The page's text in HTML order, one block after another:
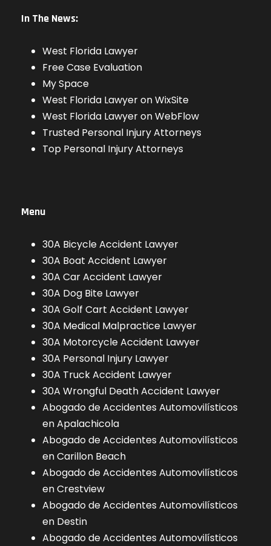
In The News:
West Florida Lawyer
Free Case Evaluation
My Space
West Florida Lawyer on WixSite
West Florida Lawyer on WebFlow
Trusted Personal Injury Attorneys
Top Personal Injury Attorneys
Menu
30A Bicycle Accident Lawyer
30A Boat Accident Lawyer
30A Car Accident Lawyer
30A Dog Bite Lawyer
30A Golf Cart Accident Lawyer
30A Medical Malpractice Lawyer
30A Motorcycle Accident Lawyer
30A Personal Injury Lawyer
30A Truck Accident Lawyer
30A Wrongful Death Accident Lawyer
Abogado de Accidentes Automovilísticos
en Apalachicola
Abogado de Accidentes Automovilísticos
en Carillon Beach
Abogado de Accidentes Automovilísticos
en Crestview
Abogado de Accidentes Automovilísticos
en Destin
Abogado de Accidentes Automovilísticos